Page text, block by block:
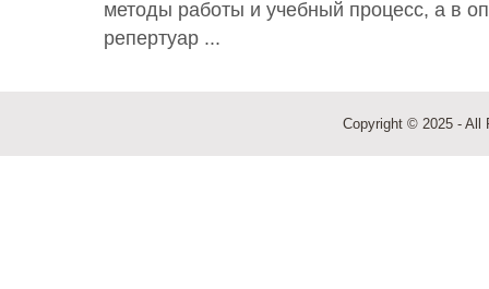
методы работы и учебный процесс, а в
репертуар ...
Copyright © 2025 - All